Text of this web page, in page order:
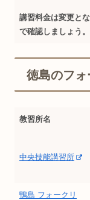
講習料金は変更と
で確認しましょう。
徳島のフ
教習所名
中央技能講習所
鴨島 フォークリ